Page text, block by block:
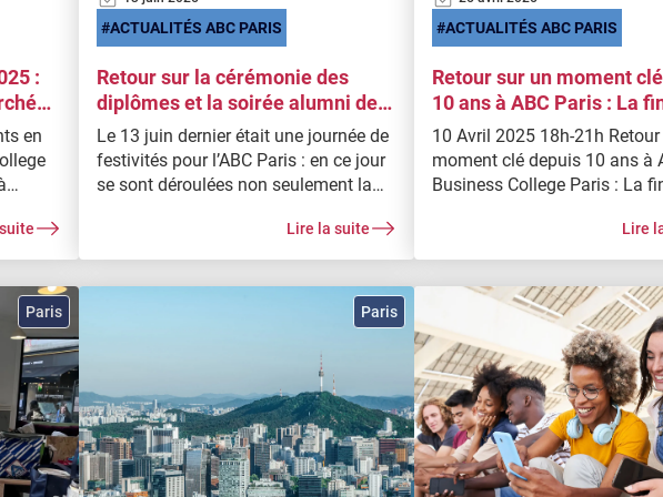
:
en
date,
et sa
ACTUALITÉS ABC PARIS
Retour sur la cérémonie des
diplômes et la soirée alumni de
l’ABC Paris, au Pavillon Dauphine
!
Le 13 juin dernier était une journée de
festivités pour l’ABC Paris : en ce jour
se sont déroulées non seulement la
aussi une grande soirée alumni
rassemblant anciens élèves et
professionnels. Une journée marquée
par des retrouvailles sincères et des
Lire la suite
ACTUALITÉS ABC PARIS
Retour sur un moment
10 ans à ABC Paris : La
Company Case
10 Avril 2025 18h-21h Retour sur un
moment clé depuis 10 ans à
Business College Paris : La
mantra rime avec learning
en cours comme dans la
du développement
chaque étudiant.
Lire
Paris Paris